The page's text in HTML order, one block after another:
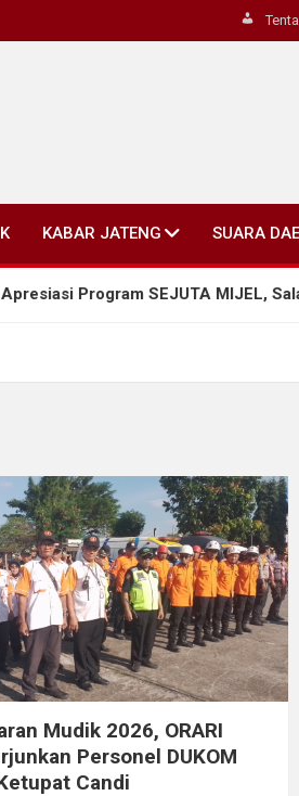
KABAR JATENG SUARA
Program SEJUTA MIJEL, Salatiga
Mudik 2026, ORARI
Personel DUKOM
Candi